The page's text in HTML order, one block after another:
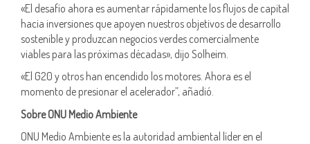
«El desafío ahora es aumentar rápidamente los flujos de capital
hacia inversiones que apoyen nuestros objetivos de desarrollo
sostenible y produzcan negocios verdes comercialmente
viables para las próximas décadas», dijo Solheim.
«El G20 y otros han encendido los motores. Ahora es el
momento de presionar el acelerador”, añadió.
Sobre ONU Medio Ambiente
ONU Medio Ambiente es la autoridad ambiental líder en el